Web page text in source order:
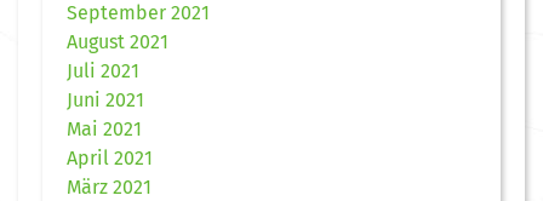
September 2021
August 2021
Juli 2021
Juni 2021
Mai 2021
April 2021
März 2021